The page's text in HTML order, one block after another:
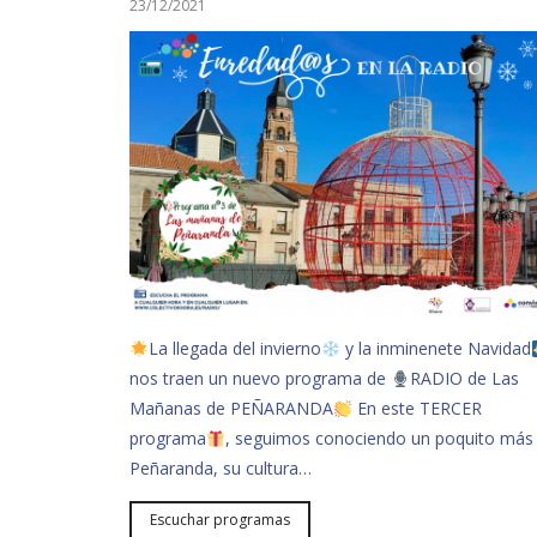
23/12/2021
La llegada del invierno
y la inminenete Navidad
nos traen un nuevo programa de
RADIO de Las
Mañanas de PEÑARANDA
En este TERCER
programa
, seguimos conociendo un poquito más
Peñaranda, su cultura…
Escuchar programas